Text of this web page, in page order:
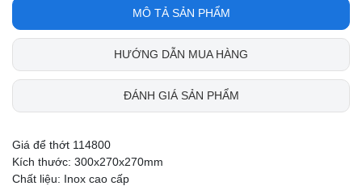
MÔ TẢ SẢN PHẨM
HƯỚNG DẪN MUA HÀNG
ĐÁNH GIÁ SẢN PHẨM
Giá để thớt 114800
Kích thước: 300x270x270mm
Chất liệu: Inox cao cấp